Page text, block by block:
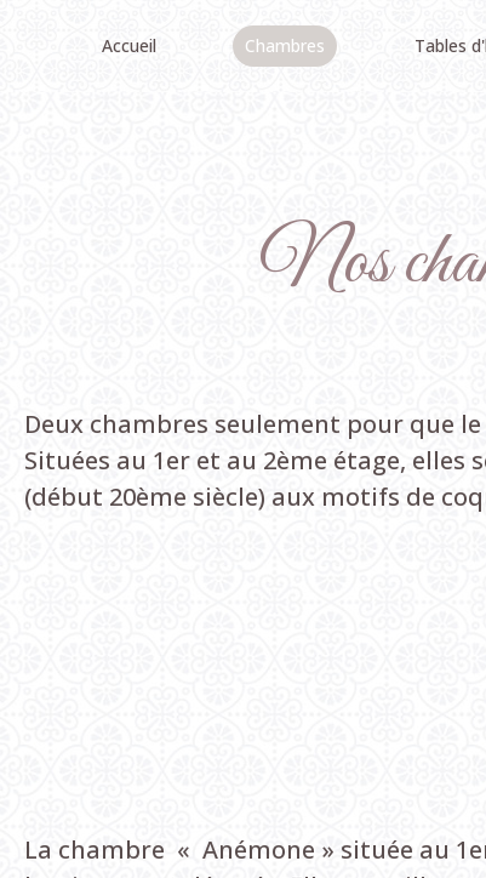
Accueil Chambres Tables
Nos
Deux chambres seulement pour que
Situées au 1er et au 2ème étage,
(début 20ème siècle) aux motifs de
La chambre « Anémone » située au